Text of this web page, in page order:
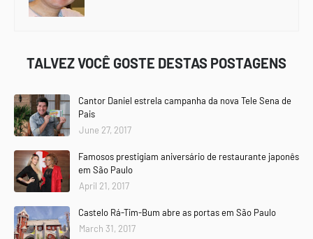
TALVEZ VOCÊ GOSTE DESTAS POSTAGENS
Cantor Daniel estrela campanha da nova Tele Sena de
Pais
June 27, 2017
Famosos prestigiam aniversário de restaurante japonês
em São Paulo
April 21, 2017
Castelo Rá-Tim-Bum abre as portas em São Paulo
March 31, 2017